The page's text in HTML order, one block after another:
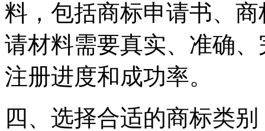
料，包括商标申请书、
请材料需要真实、准确
注册进度和成功率。
四、选择合适的商标类别